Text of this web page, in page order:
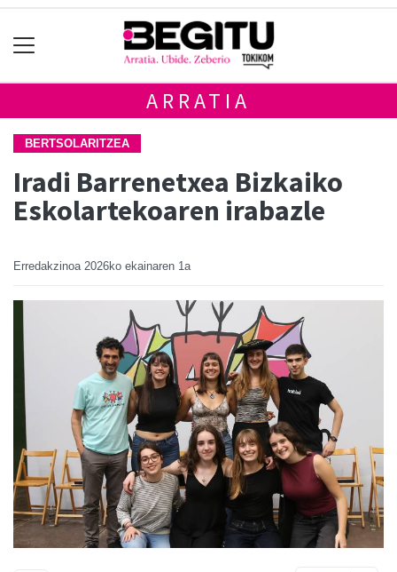
ARRATIA
BERTSOLARITZEA
Iradi Barrenetxea Bizkaiko
Eskolartekoaren irabazle
Erredakzinoa 2026ko ekainaren 1a